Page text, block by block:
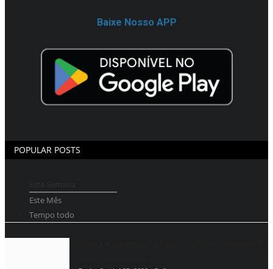
Baixe Nosso APP
POPULAR POSTS
Este Mês
Tempo todo